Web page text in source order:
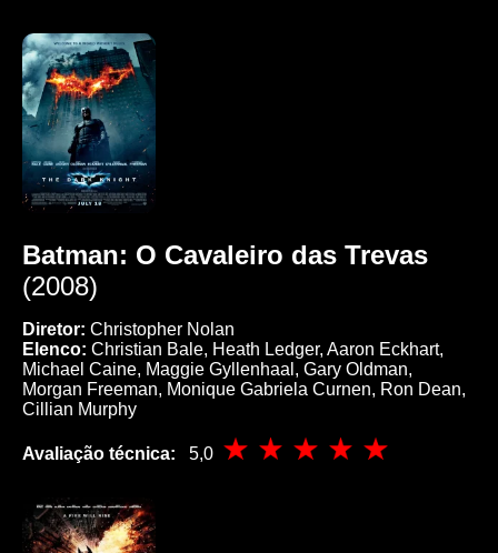
Batman: O Cavaleiro das Trevas
(2008)
Diretor: Christopher Nolan
Elenco: Christian Bale, Heath Ledger, Aaron Eckhart,
Michael Caine, Maggie Gyllenhaal, Gary Oldman,
Morgan Freeman, Monique Gabriela Curnen, Ron Dean,
Cillian Murphy
Avaliação técnica: 5,0